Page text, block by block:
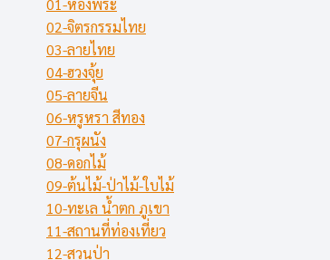
01-ห้องพระ
02-จิตรกรรมไทย
03-ลายไทย
04-ฮวงจุ้ย
05-ลายจีน
06-หรูหรา สีทอง
07-กรุผนัง
08-ดอกไม้
09-ต้นไม้-ป่าไม้-ใบไม้
10-ทะเล น้ำตก ภูเขา
11-สถานที่ท่องเที่ยว
12-สวนป่า